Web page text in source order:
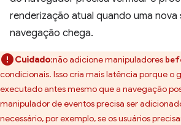
renderização atual quando uma
navegação chega.
Cuidado:não adicione manipuladores
condicionais. Isso cria mais latência porque o
executado antes mesmo que a navegação
manipulador de eventos precisa ser
necessário, por exemplo, se os usuários